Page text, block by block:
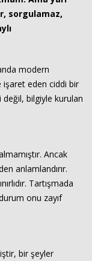
sorgulamaz,
modern
eden ciddi bir
değil, bilgiyle kurulan
Ancak
anlamlandırır.
Tartışmada
onu zayıf
bir şeyler
Haberin Doğru Adresi.